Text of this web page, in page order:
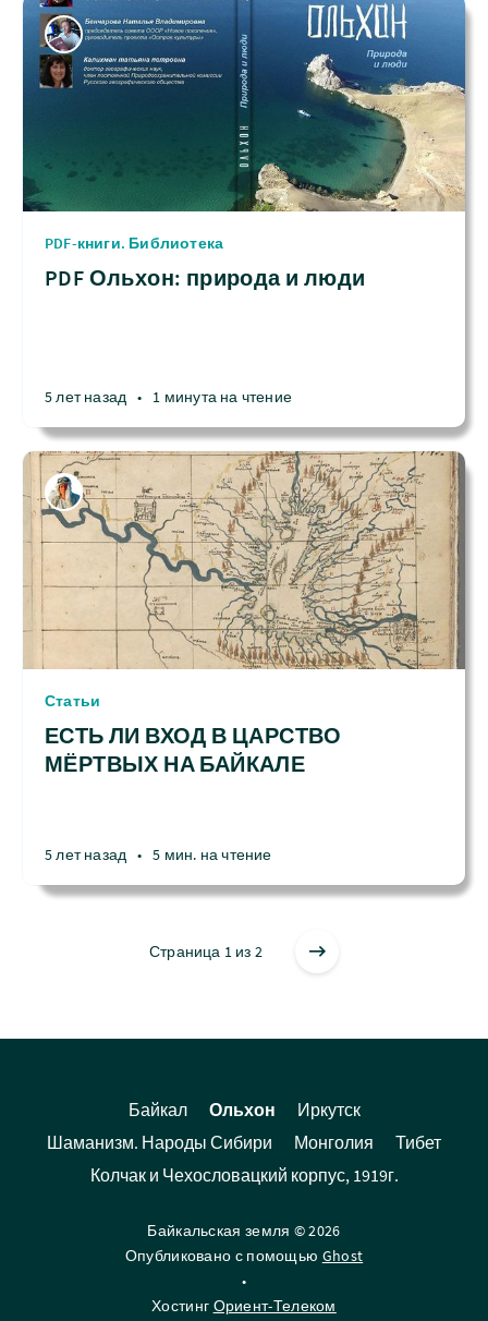
PDF-книги. Библиотека
PDF Ольхон: природа и люди
5 лет назад • 1 минута на чтение
Статьи
ЕСТЬ ЛИ ВХОД В ЦАРСТВО
МЁРТВЫХ НА БАЙКАЛЕ
5 лет назад • 5 мин. на чтение
Страница 1 из 2
Байкал Ольхон
Иркутск
Шаманизм. Народы Сибири
Монголия
Тибет
Колчак и Чехословацкий корпус, 1919г.
Байкальская земля © 2026
Опубликовано с помощью Ghost
•
Хостинг Ориент-Телеком